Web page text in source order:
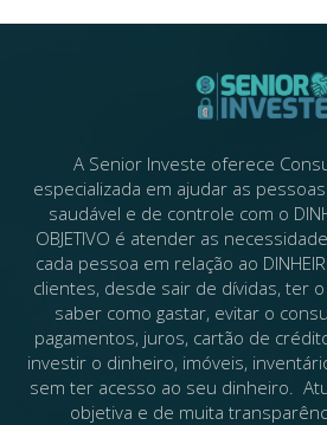
A Senior Investe oferece
especializada em ajudar as
saudável e de controle com o
OBJETIVO é atender as
cada pessoa em relação ao
clientes, desde sair de dívidas, ter
saber como gastar, evitar o
pagamentos, juros, cartão de
investir o dinheiro, imóveis,
sem ter acesso ao seu dinheiro.
objetiva e de muita